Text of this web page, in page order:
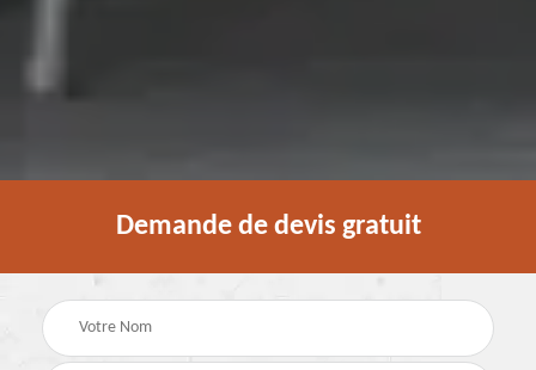
Demande de devis gratuit